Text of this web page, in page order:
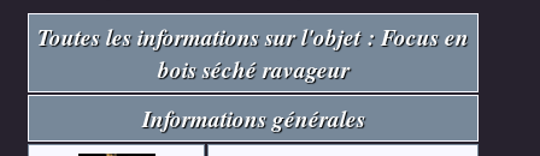
Toutes les informations sur l'objet : Focus en
bois séché ravageur
Informations générales